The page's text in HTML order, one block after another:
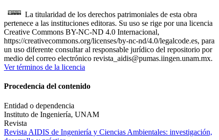
La titularidad de los derechos patrimoniales de esta obra
pertenece a las instituciones editoras. Su uso se rige por una licencia
Creative Commons BY-NC-ND 4.0 Internacional,
https://creativecommons.org/licenses/by-nc-nd/4.0/legalcode.es, para
un uso diferente consultar al responsable jurídico del repositorio por
medio del correo electrónico revista_aidis@pumas.iingen.unam.mx.
Ver términos de la licencia
Procedencia del contenido
Entidad o dependencia
Instituto de Ingeniería, UNAM
Revista
Revista AIDIS de Ingeniería y Ciencias Ambientales: investigación,